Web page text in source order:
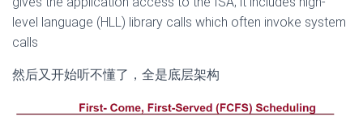
level language (HLL) library calls which often invoke system
calls
然后又开始听不懂了，全是底层架构